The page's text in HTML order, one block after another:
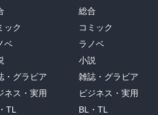
ック
ベ
・グラビア
ネス・実用
TL
総合
コミック
ラノベ
小説
雑誌・グラビア
ビジネス・実用
BL・TL